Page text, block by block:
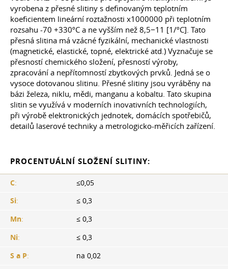
vyrobena z přesné slitiny s definovaným teplotním
koeficientem lineární roztažnosti x1000000 při teplotním
rozsahu -70 +330ºC a ne vyšším než 8,5−11 [1/ºC]. Tato
přesná slitina má vzácné fyzikální, mechanické vlastnosti
(magnetické, elastické, topné, elektrické atd.) Vyznačuje se
přesností chemického složení, přesností výroby,
zpracování a nepřítomností zbytkových prvků. Jedná se o
vysoce dotovanou slitinu. Přesné slitiny jsou vyráběny na
bázi železa, niklu, mědi, manganu a kobaltu. Tato skupina
slitin se využívá v moderních inovativních technologiích,
při výrobě elektronických jednotek, domácích spotřebičů,
detailů laserové techniky a metrologicko-měřicích zařízení.
PROCENTUÁLNÍ SLOŽENÍ SLITINY:
C:
≤0,05
Si:
≤ 0,3
Mn:
≤ 0,3
Ni:
≤ 0,3
S a P:
na 0,02